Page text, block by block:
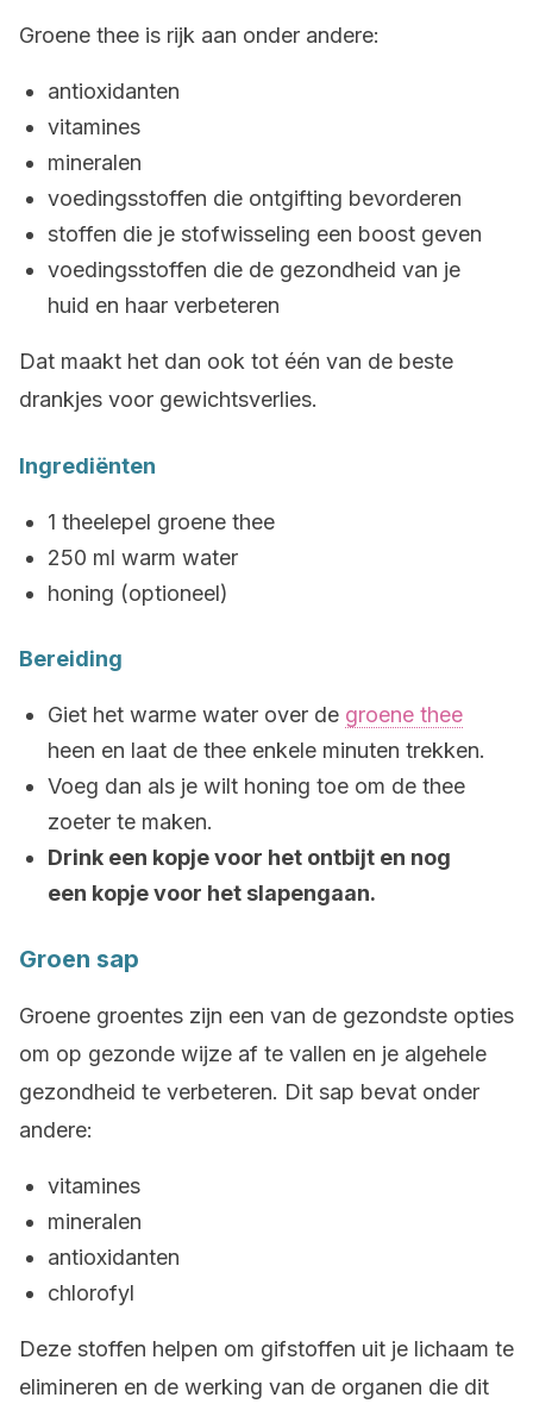
Groene thee is rijk aan onder andere:
antioxidanten
vitamines
mineralen
voedingsstoffen die ontgifting bevorderen
stoffen die je stofwisseling een boost geven
voedingsstoffen die de gezondheid van je
huid en haar verbeteren
Dat maakt het dan ook tot één van de beste
drankjes voor gewichtsverlies.
Ingrediënten
1 theelepel groene thee
250 ml warm water
honing (optioneel)
Bereiding
Giet het warme water over de groene thee
heen en laat de thee enkele minuten trekken.
Voeg dan als je wilt honing toe om de thee
zoeter te maken.
Drink een kopje voor het ontbijt en nog
een kopje voor het slapengaan.
Groen sap
Groene groentes zijn een van de gezondste opties
om op gezonde wijze af te vallen en je algehele
gezondheid te verbeteren. Dit sap bevat onder
andere:
vitamines
mineralen
antioxidanten
chlorofyl
Deze stoffen helpen om gifstoffen uit je lichaam te
elimineren en de werking van de organen die dit